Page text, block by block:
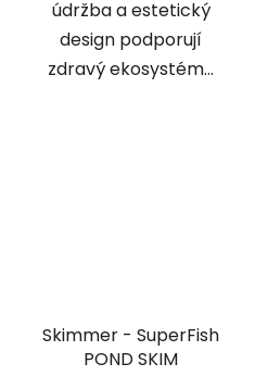
údržba a estetický
design podporují
zdravý ekosystém...
Skimmer - SuperFish
POND SKIM